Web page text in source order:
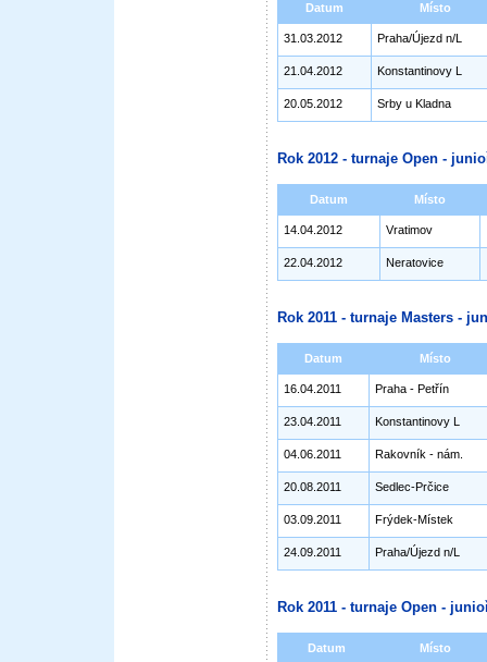
Datum Místo
31.03.2012 Praha/Újezd n/L
21.04.2012 Konstantinovy L
20.05.2012 Srby u Kladna
Rok 2012 - turnaje Open -
Datum Místo
14.04.2012 Vratimov
22.04.2012 Neratovice
Rok 2011 - turnaje Masters -
Datum Místo
16.04.2011 Praha - Petřín
23.04.2011 Konstantinovy L
04.06.2011 Rakovník - nám.
20.08.2011 Sedlec-Prčice
03.09.2011 Frýdek-Místek
24.09.2011 Praha/Újezd n/L
Rok 2011 - turnaje Open -
Datum Místo